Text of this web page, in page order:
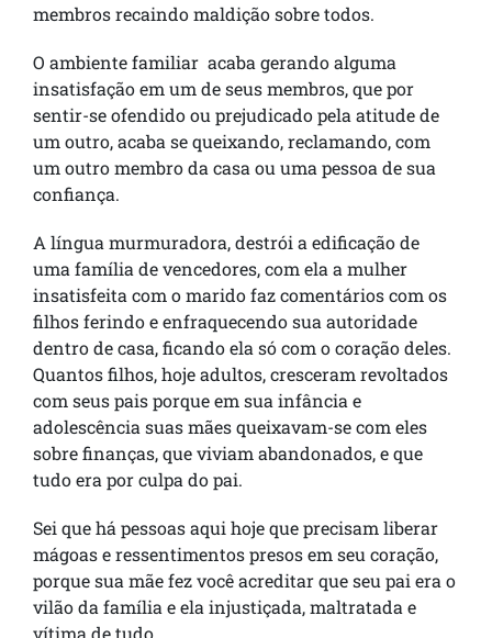
membros recaindo maldição sobre todos.
O ambiente familiar acaba gerando alguma
insatisfação em um de seus membros, que por
sentir-se ofendido ou prejudicado pela atitude de
um outro, acaba se queixando, reclamando, com
um outro membro da casa ou uma pessoa de sua
confiança.
A língua murmuradora, destrói a edificação de
uma família de vencedores, com ela a mulher
insatisfeita com o marido faz comentários com os
filhos ferindo e enfraquecendo sua autoridade
dentro de casa, ficando ela só com o coração deles.
Quantos filhos, hoje adultos, cresceram revoltados
com seus pais porque em sua infância e
adolescência suas mães queixavam-se com eles
sobre finanças, que viviam abandonados, e que
tudo era por culpa do pai.
Sei que há pessoas aqui hoje que precisam liberar
mágoas e ressentimentos presos em seu coração,
porque sua mãe fez você acreditar que seu pai era o
vilão da família e ela injustiçada, maltratada e
vítima de tudo.